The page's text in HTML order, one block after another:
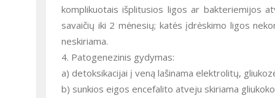
komplikuotais išplitusios ligos ar bakteriemijos
savaičių iki 2 mėnesių; katės įdrėskimo ligos
neskiriama.
4. Patogenezinis gydymas:
a) detoksikacijai į veną lašinama elektrolitų,
b) sunkios eigos encefalito atveju skiriama